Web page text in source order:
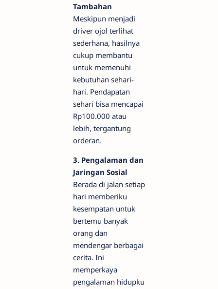
Tambahan
Meskipun menjadi
driver ojol terlihat
sederhana, hasilnya
cukup membantu
untuk memenuhi
kebutuhan sehari-
hari. Pendapatan
sehari bisa mencapai
Rp100.000 atau
lebih, tergantung
orderan.
3. Pengalaman dan
Jaringan Sosial
Berada di jalan setiap
hari memberiku
kesempatan untuk
bertemu banyak
orang dan
mendengar berbagai
cerita. Ini
memperkaya
pengalaman hidupku